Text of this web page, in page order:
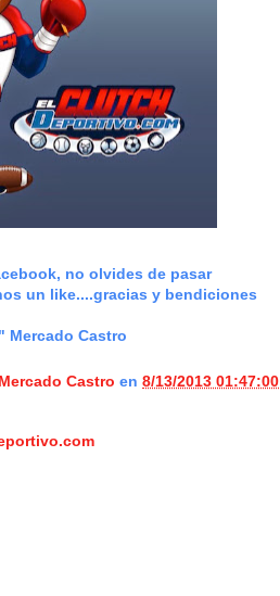
no olvides de pasar
un like....gracias y bendiciones
Castro
Castro en 8/13/2013